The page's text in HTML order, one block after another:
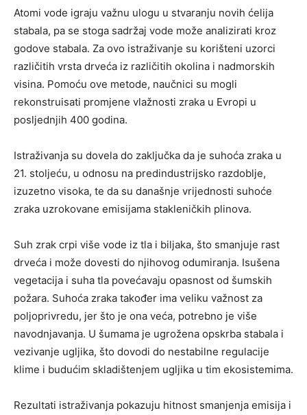
Atomi vode igraju važnu ulogu u stvaranju novih ćelija
stabala, pa se stoga sadržaj vode može analizirati kroz
godove stabala. Za ovo istraživanje su korišteni uzorci
različitih vrsta drveća iz različitih okolina i nadmorskih
visina. Pomoću ove metode, naučnici su mogli
rekonstruisati promjene vlažnosti zraka u Evropi u
posljednjih 400 godina.
Istraživanja su dovela do zaključka da je suhoća zraka u
21. stoljeću, u odnosu na predindustrijsko razdoblje,
izuzetno visoka, te da su današnje vrijednosti suhoće
zraka uzrokovane emisijama stakleničkih plinova.
Suh zrak crpi više vode iz tla i biljaka, što smanjuje rast
drveća i može dovesti do njihovog odumiranja. Isušena
vegetacija i suha tla povećavaju opasnost od šumskih
požara. Suhoća zraka također ima veliku važnost za
poljoprivredu, jer što je ona veća, potrebno je više
navodnjavanja. U šumama je ugrožena opskrba stabala i
vezivanje ugljika, što dovodi do nestabilne regulacije
klime i budućim skladištenjem ugljika u tim ekosistemima.
Rezultati istraživanja pokazuju hitnost smanjenja emisija i